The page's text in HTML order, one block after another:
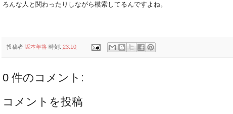
ろんな人と関わったりしながら模索してるんですよね。
投稿者 坂本年将 時刻: 23:10
0 件のコメント:
コメントを投稿